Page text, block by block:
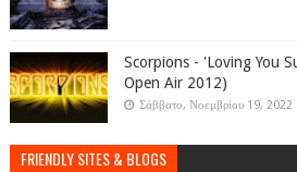
Scorpions - 'Loving You
Open Air 2012)
Σάββατο, Νοεμβρίου 19, 2022
FRIENDLY SITES & BLOGS